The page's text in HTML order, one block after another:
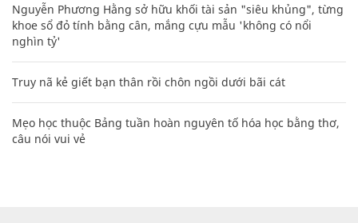
Nguyễn Phương Hằng sở hữu khối tài sản "siêu khủng", từng
khoe sổ đỏ tính bằng cân, mắng cựu mẫu 'không có nổi
nghìn tỷ'
Truy nã kẻ giết bạn thân rồi chôn ngồi dưới bãi cát
Mẹo học thuộc Bảng tuần hoàn nguyên tố hóa học bằng thơ,
câu nói vui vẻ